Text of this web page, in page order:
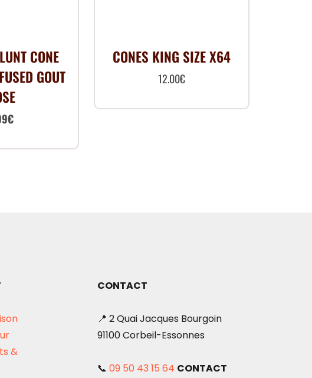
CONE
GOUT
€Le
CONES KING SIZE X64
12.00€
&
CONTACT
📍 2 Quai Jacques Bourgoin
91100 Corbeil-Essonnes
📞 09 50 43 15 64 CONTACT